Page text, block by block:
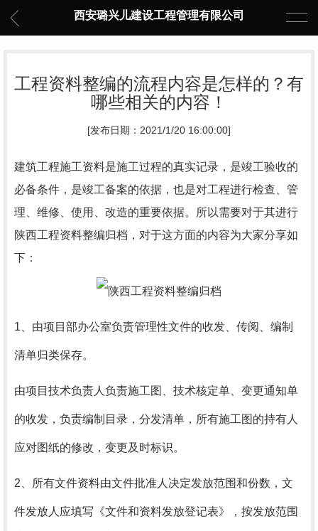
西安璐兴儿建设工程管理有限公司
工程资料整编的流程内容是怎样的？有
哪些相关的内容！
[发布日期：2021/1/20 16:00:00]
建筑工程施工资料是施工过程的真实记录，是竣工验收的
必备条件，是竣工备案的依据，也是对工程进行检查、管
理、维修、使用、改造的重要依据。所以需要对于其进行
陕西工程资料整编归档，对于这方面的内容为大家分享如
下：
1、由项目部办公室负责管理性文件的收发、传阅、编制
清单归类保存。
由项目技术负责人负责施工图、技术核定单、变更通知单
的收发，负责编制目录，分发清单，所有施工图的持有人
应对图纸的修改，变更及时标识。
2、所有文件资料由文件批准人决定发放范围和份数，文
件发放人应填写《文件和资料发放登记表》，按发放范围